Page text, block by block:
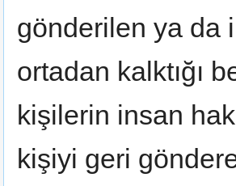
gönderilen ya da
ortadan kalktığı
kişilerin insan
kişiyi geri